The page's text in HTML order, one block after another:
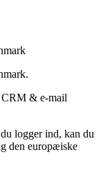
CRM & e-mail
logger ind, kan du
den europæiske